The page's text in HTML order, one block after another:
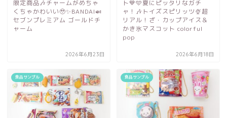
限定商品🎶チャームがめちゃ
くちゃかわいい🥹✨BANDAI🍛
セブンプレミアム ゴールドチ
ャーム
2026年6月23日
ト💙🩵夏にピッタリなガチ
ャ！🎶トイズスピリッツ🍨超
リアル！ざ・カップアイス＆
かき氷マスコット colorful
pop
2026年6月18日
食品サンプル 食品サンプル